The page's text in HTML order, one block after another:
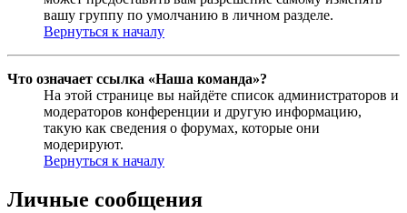
вашу группу по умолчанию в личном разделе.
Вернуться к началу
Что означает ссылка «Наша команда»?
На этой странице вы найдёте список администраторов и
модераторов конференции и другую информацию,
такую как сведения о форумах, которые они
модерируют.
Вернуться к началу
Личные сообщения